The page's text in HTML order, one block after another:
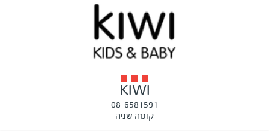
KIWI
08-6581591
קומה שניה